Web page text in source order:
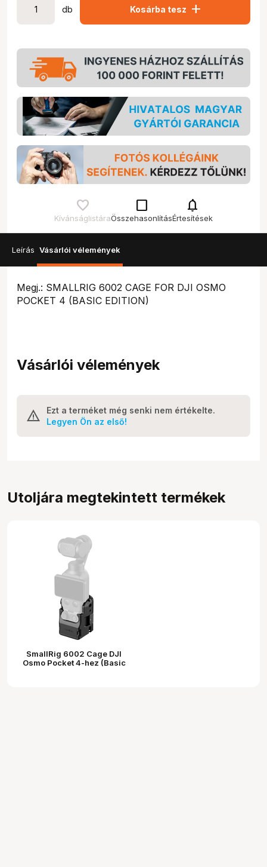
db Kosárba tesz add
Kívánságlistára
check_box_outline_blank
Összehasonlítás
notifications
Értesítések
Leírás Vásárlói vélemények
Megj.: SMALLRIG 6002 CAGE FOR DJI OSMO
POCKET 4 (BASIC EDITION)
Vásárlói vélemények
Ezt a terméket még senki nem értékelte.
Legyen Ön az első!
Utoljára megtekintett termékek
SmallRig 6002 Cage DJI
Osmo Pocket 4-hez (Basic